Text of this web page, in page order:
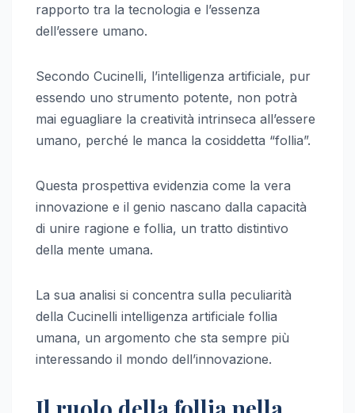
rapporto tra la tecnologia e l’essenza
dell’essere umano.
Secondo Cucinelli, l’intelligenza artificiale, pur
essendo uno strumento potente, non potrà
mai eguagliare la creatività intrinseca all’essere
umano, perché le manca la cosiddetta “follia”.
Questa prospettiva evidenzia come la vera
innovazione e il genio nascano dalla capacità
di unire ragione e follia, un tratto distintivo
della mente umana.
La sua analisi si concentra sulla peculiarità
della Cucinelli intelligenza artificiale follia
umana, un argomento che sta sempre più
interessando il mondo dell’innovazione.